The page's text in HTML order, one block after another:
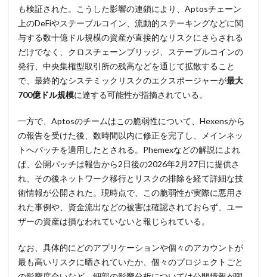
換金
損害 改ざん
改正個人情報保護法
攻撃
攻撃インフラ 攻撃メール
攻撃手法
攻撃者
政府 教育
教育委員会
教育新聞社
教育機関 数
新型
新型ウイルス
新型コロナウイルス
新潟県
新種
方針 日本
日本HP
日本医科大学武蔵小杉病院
日本損害保険協会
日本郵便
日銀 明海大学 暗号
暗号BOM
暗号化
暗号移行 暗号資産
暗号通貨
更新プログラム
東京オリンピック
東京五輪
東京都 校務システム
株価
検出
検知 検索 構文
標的
権限
機密 機密性 機密情報
機能
も検証された。こうした影響の連鎖により、Aptosチェーン
上のDeFiやステーブルコイン、流動的ステーキングなどに関
与する数十億ドル規模の資産が直接的なリスクにさらされる
だけでなく、クロスチェーンブリッジ、ステーブルコインの
発行、中央集権型取引所の残高などを通じて拡散すること
で、最終的なシステミックリスクのエクスポージャーが最大
700億ドル規模に達する可能性が指摘されている。
一方で、Aptosのチームはこの脆弱性について、Hexensから
の報告を受けた後、数時間以内に修正を完了し、メインネッ
トへパッチを適用したとされる。Phemexなどの解説によれ
ば、公開パッチは報告から2日後の2026年2月27日に提供さ
れ、その後ネットワーク移行とリスクの排除を経て詳細な技
術情報が公開された。現時点で、この脆弱性が実際に悪用さ
れた事例や、資金流出などの被害は確認されておらず、ユー
ザーの資産は損なわれていないと報じられている。
なお、具体的にどのアプリケーションや個々のアカウントが
最も高いリスクに晒されていたか、個々のプロジェクトごと